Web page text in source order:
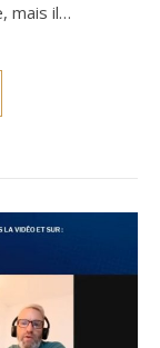
mais il…